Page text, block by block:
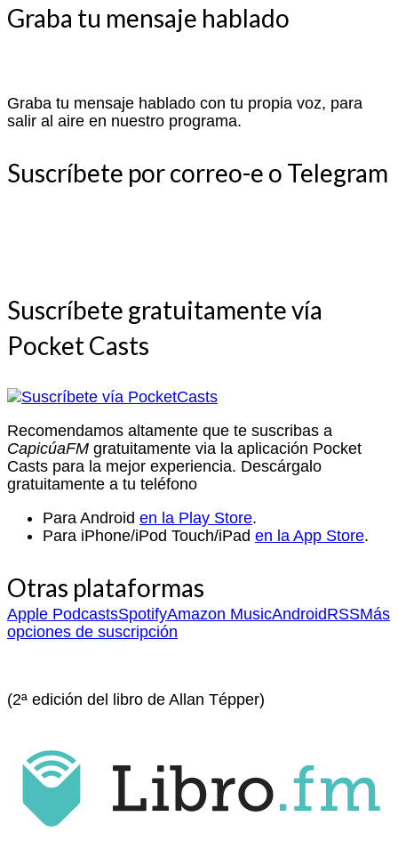
Graba tu mensaje hablado
Graba tu mensaje hablado con tu propia voz, para
salir al aire en nuestro programa.
Suscríbete por correo-e o Telegram
Suscríbete gratuitamente vía
Pocket Casts
Recomendamos altamente que te suscribas a
CapicúaFM gratuitamente via la aplicación Pocket
Casts para la mejor experiencia. Descárgalo
gratuitamente a tu teléfono
Para Android en la Play Store.
Para iPhone/iPod Touch/iPad en la App Store.
Otras plataformas
Apple PodcastsSpotifyAmazon MusicAndroidRSSMás
opciones de suscripción
(2ª edición del libro de Allan Tépper)